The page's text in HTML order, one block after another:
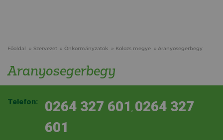
Főoldal Szervezet Önkormányzatok Kolozs megye Aranyosegerbegy
Aranyosegerbegy
Telefon: 0264 327 601 , 0264 327
601